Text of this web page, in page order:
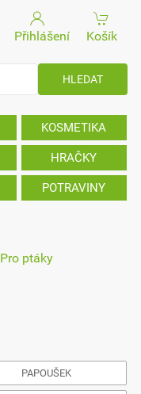
Přihlášení Košík
KOSMETIKA
HRAČKY
POTRAVINY
Pro ptáky
PAPOUŠEK